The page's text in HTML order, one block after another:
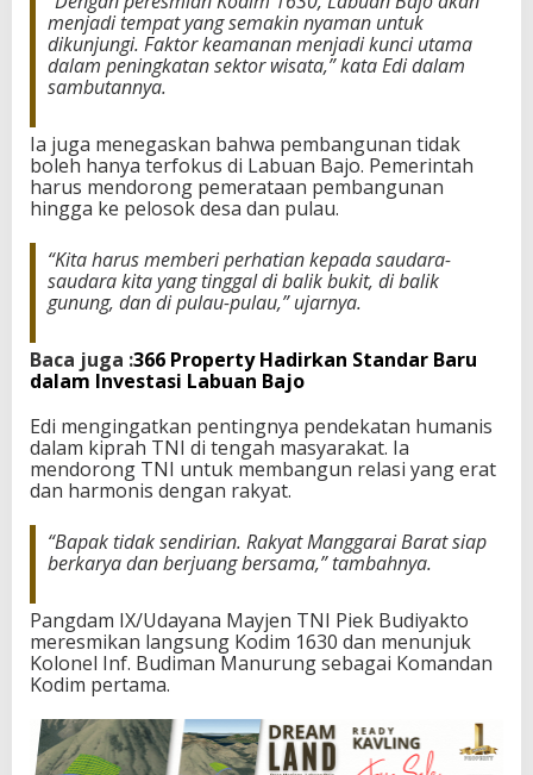
menjadi tempat yang semakin nyaman untuk
dikunjungi. Faktor keamanan menjadi kunci utama
dalam peningkatan sektor wisata,” kata Edi dalam
sambutannya.
Ia juga menegaskan bahwa pembangunan tidak
boleh hanya terfokus di Labuan Bajo. Pemerintah
harus mendorong pemerataan pembangunan
hingga ke pelosok desa dan pulau.
“Kita harus memberi perhatian kepada saudara-
saudara kita yang tinggal di balik bukit, di balik
gunung, dan di pulau-pulau,” ujarnya.
Baca juga :366 Property Hadirkan Standar Baru
dalam Investasi Labuan Bajo
Edi mengingatkan pentingnya pendekatan humanis
dalam kiprah TNI di tengah masyarakat. Ia
mendorong TNI untuk membangun relasi yang erat
dan harmonis dengan rakyat.
“Bapak tidak sendirian. Rakyat Manggarai Barat siap
berkarya dan berjuang bersama,” tambahnya.
Pangdam IX/Udayana Mayjen TNI Piek Budiyakto
meresmikan langsung Kodim 1630 dan menunjuk
Kolonel Inf. Budiman Manurung sebagai Komandan
Kodim pertama.